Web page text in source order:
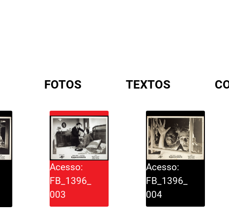
FOTOS TEXTOS
Acesso:
FB_1396_
003
Acesso:
FB_1396_
004